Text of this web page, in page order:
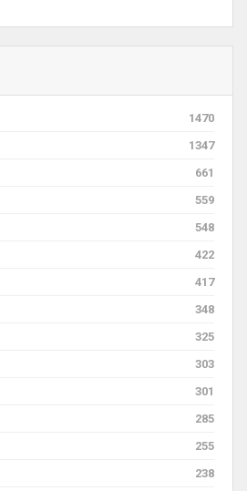
1470
1347
661
559
548
422
417
348
325
303
301
285
255
238